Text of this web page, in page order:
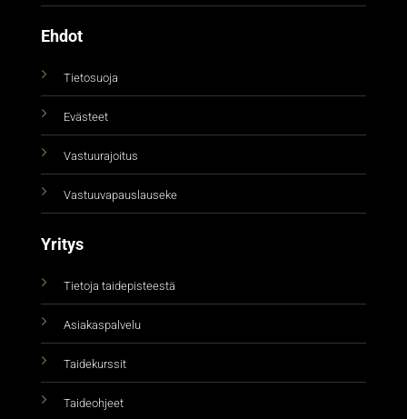
Ehdot
Tietosuoja
Evästeet
Vastuurajoitus
Vastuuvapauslauseke
Yritys
Tietoja taidepisteestä
Asiakaspalvelu
Taidekurssit
Taideohjeet